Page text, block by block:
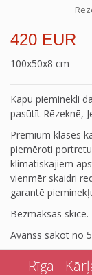
420 EUR
100x50x8 cm
Kapu pieminekli
pasūtīt Rēzeknē,
Premium klases
piemēroti
klimatiskajiem
vienmēr skaidri
garantē
Bezmaksas skice.
Avanss sākot no
Rīga -